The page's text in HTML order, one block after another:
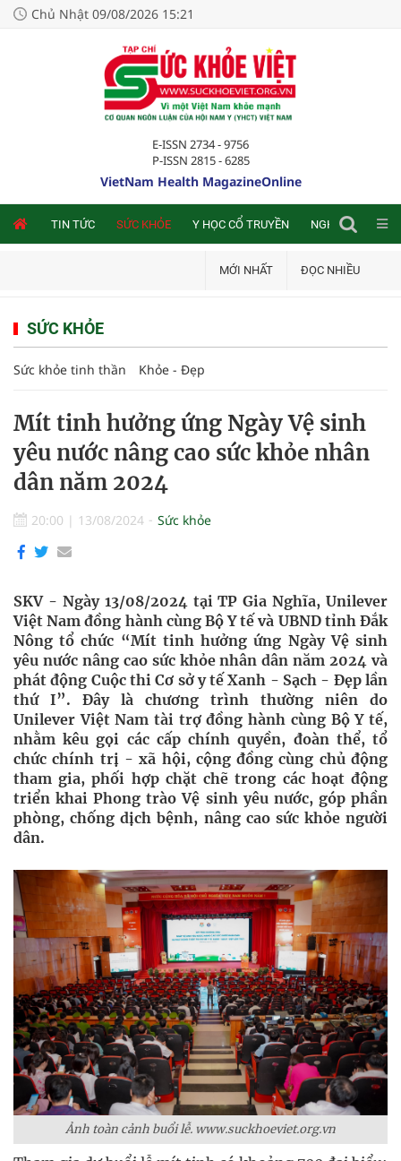
Chủ Nhật 09/08/2026 15:21
E-ISSN 2734 - 9756
P-ISSN 2815 - 6285
VietNam Health MagazineOnline
TIN TỨC SỨC KHỎE Y HỌC CỔ TRUYỀN NGHIÊN CỨU
MỚI NHẤT ĐỌC NHIỀU
SỨC KHỎE
Sức khỏe tinh thần Khỏe - Đẹp
Mít tinh hưởng ứng Ngày Vệ sinh
yêu nước nâng cao sức khỏe nhân
dân năm 2024
20:00 | 13/08/2024 Sức khỏe
SKV - Ngày 13/08/2024 tại TP Gia Nghĩa, Unilever
Việt Nam đồng hành cùng Bộ Y tế và UBND tỉnh Đắk
Nông tổ chức “Mít tinh hưởng ứng Ngày Vệ sinh
yêu nước nâng cao sức khỏe nhân dân năm 2024 và
phát động Cuộc thi Cơ sở y tế Xanh - Sạch - Đẹp lần
thứ I”. Đây là chương trình thường niên do
Unilever Việt Nam tài trợ đồng hành cùng Bộ Y tế,
nhằm kêu gọi các cấp chính quyền, đoàn thể, tổ
chức chính trị - xã hội, cộng đồng cùng chủ động
tham gia, phối hợp chặt chẽ trong các hoạt động
triển khai Phong trào Vệ sinh yêu nước, góp phần
phòng, chống dịch bệnh, nâng cao sức khỏe người
dân.
Ảnh toàn cảnh buổi lễ. www.suckhoeviet.org.vn